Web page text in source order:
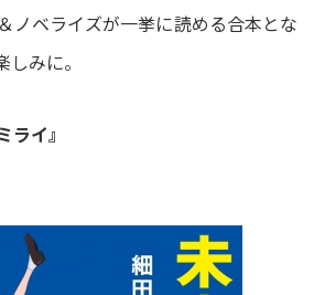
ノベライズが一挙に読める合本とな
みに。
イ』